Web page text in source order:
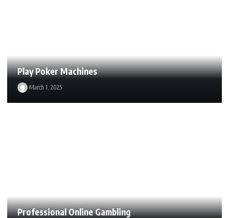
Play Poker Machines
March 1, 2025
Professional Online Gambling